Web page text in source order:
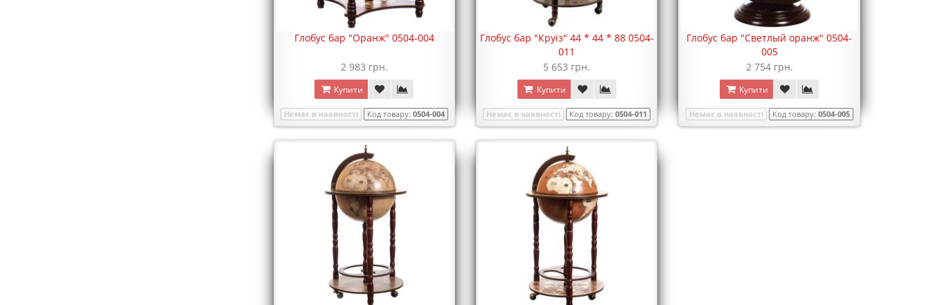
Глобус бар "Оранж" 0504-004
2 983 грн.
Купити
Немає в наявності Код товару: 0504-004
Глобус бар "Круїз" 44 * 44 * 88 0504-
011
5 653 грн.
Купити
Немає в наявності Код товару:0504-011
Глобус бар "Светлый оранж" 0504-
005
2 754 грн.
Купити
Немає в наявності Код товару: 0504-005